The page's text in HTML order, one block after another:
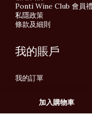
加入購物車
Ponti Wine Club 會員
私隱政策
條款及細則
我的賬戶
我的訂單